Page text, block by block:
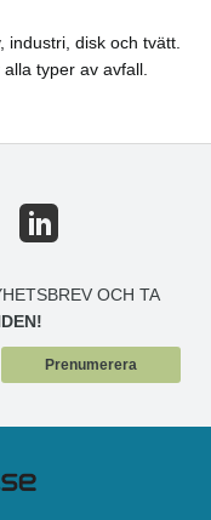
industri, disk och tvätt.
typer av avfall.
OCH TA
Prenumerera